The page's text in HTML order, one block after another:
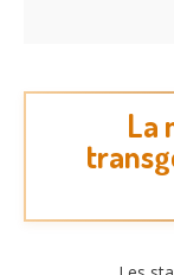
La